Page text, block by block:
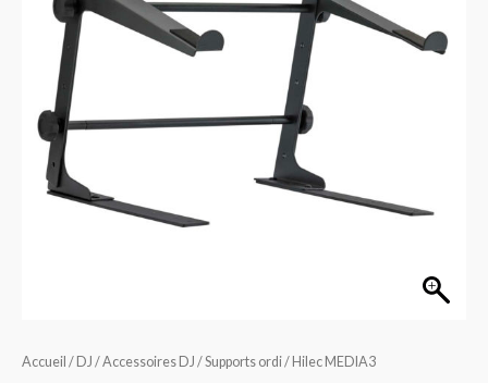
Accueil / DJ /Accessoires DJ /Supports ordi/ Hilec MEDIA3